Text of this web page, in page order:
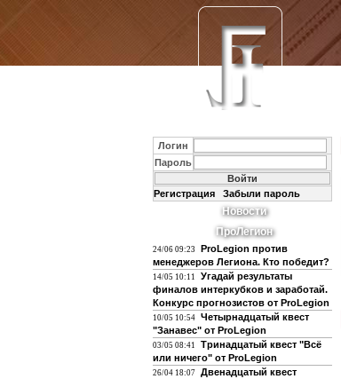
Логин
Пароль
Регистрация Забыли пароль
Новости
ПроЛегион
24/06 09:23
ProLegion против
менеджеров Легиона. Кто победит?
14/05 10:11
Угадай результаты
финалов интеркубков и заработай.
Конкурс прогнозистов от ProLegion
10/05 10:54 Четырнадцатый квест
"Занавес" от ProLegion
03/05 08:41
Тринадцатый квест "Всё
или ничего" от ProLegion
26/04 18:07 Двенадцатый квест